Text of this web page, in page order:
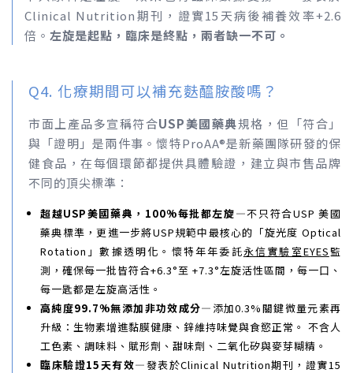
Clinical Nutrition期刊，證實15天病後補養效率+2.6
倍。 左旋是起點，臨床是終點，兩者缺一不可。
Q4. 化療期間可以補充麩醯胺酸嗎？
市面上產品多宣稱符合USP美國藥典規格，但「符合」
與「證明」是兩件事。懷特ProAA®是新藥團隊研發的保
健食品，在每個環節都提供具體驗證，建立與市售品牌
不同的頂尖標準：
超越USP美國藥典，100%每批都左旋—不只符合USP 美國
藥典標準，更進一步將USP規範中最核心的「旋光度 Optical
Rotation」數據透明化。懷特年年委託永信實驗室EYES監
測，確保每一批皆符合+6.3°至 +7.3°左旋活性區間，每一口、
每一匙都是左旋高活性。
高純度99.7%無添加非功效成分— 添加0.3%關鍵微量元素再
升級：生物素增進黏膜健康、鋅維持味覺與食慾正常。 不含人
工色素、調味料、賦形劑、甜味劑、二氧化矽與麥芽糊精。
臨床驗證15天有效—發表於Clinical Nutrition期刊，證實15